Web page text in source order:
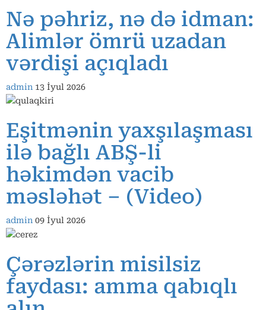
Nə pəhriz, nə də idman:
Alimlər ömrü uzadan
vərdişi açıqladı
admin 13 İyul 2026
Eşitmənin yaxşılaşması
ilə bağlı ABŞ-li
həkimdən vacib
məsləhət – (Video)
admin 09 İyul 2026
Çərəzlərin misilsiz
faydası: amma qabıqlı